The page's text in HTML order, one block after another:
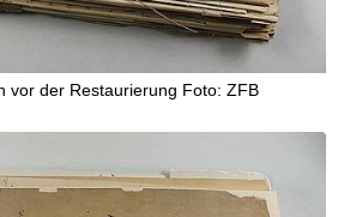
vor der Restaurierung Foto: ZFB